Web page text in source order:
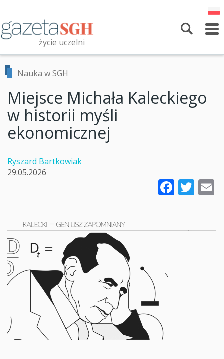
treści
życie uczelni
Przeszukaj witrynę
Nauka w SGH
Miejsce Michała Kaleckiego
w historii myśli
ekonomicznej
Ryszard Bartkowiak
29.05.2026